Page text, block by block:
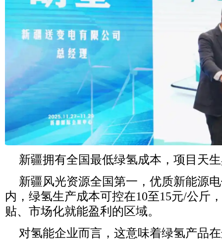
新疆拥有全国最低绿氢成本，项目天
新疆风光资源全国第一，优质新能源
内，绿氢生产成本可控在10至15元/公斤
贴、市场化就能盈利的区域。
对氢能企业而言，这意味着绿氢产品